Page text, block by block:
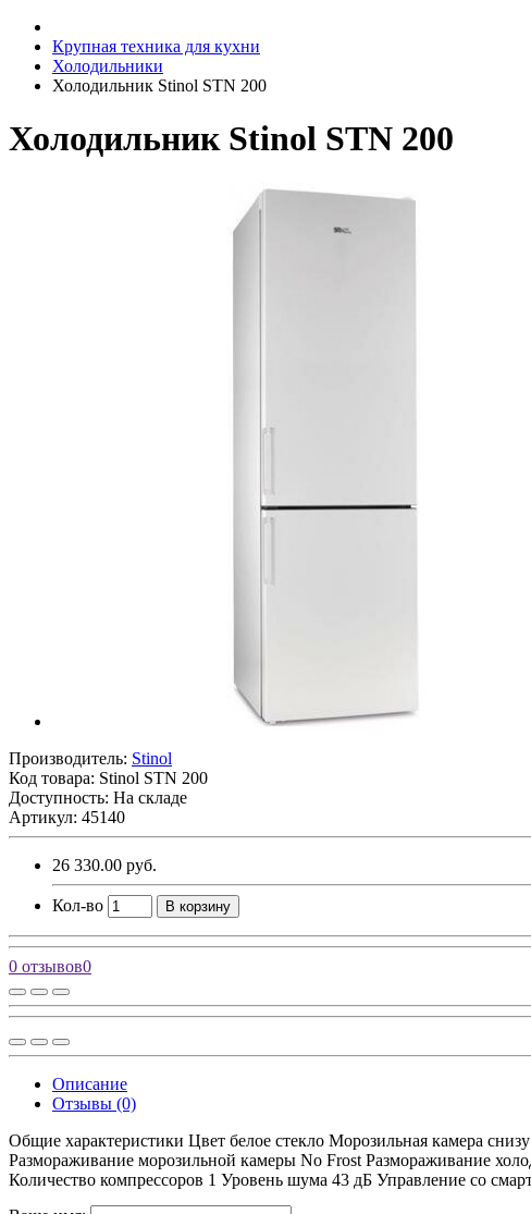
Крупная техника для кухни
Холодильники
Холодильник Stinol STN 200
Холодильник Stinol STN 200
Производитель: Stinol
Код товара: Stinol STN 200
Доступность: На складе
Артикул: 45140
26 330.00 руб.
Кол-во В корзину
0 отзывов0
Описание
Отзывы (0)
Общие характеристики Цвет белое стекло Морозильная камера
Размораживание морозильной камеры No Frost Размораживание
Количество компрессоров 1 Уровень шума 43 дБ Управление со